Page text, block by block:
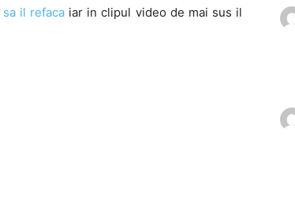
sa il refaca iar in clipul video de mai sus il